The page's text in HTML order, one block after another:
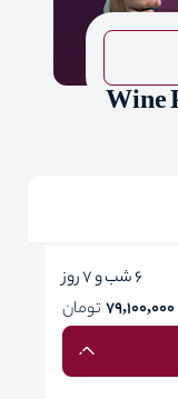
6 شب و 7 روز
79,100,000 تومان